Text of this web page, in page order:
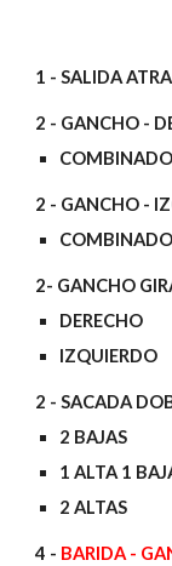
1 - SALIDA
2 - GANCHO -
COMBINADO
2 - GANCHO -
COMBINADO
2- GANCHO
DERECHO
IZQUIERDO
2 - SACADA
2 BAJAS
1 ALTA 1
2 ALTAS
4 - BARIDA -